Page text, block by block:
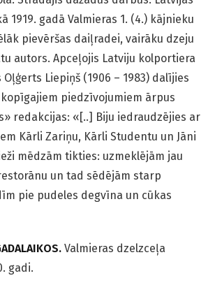
1919. gadā Valmieras 1. (4.) kājnieku
pievēršas daiļradei, vairāku dzeju
autors. Apceļojis Latviju kolportiera
Liepiņš (1906 – 1983) dalījies
piedzīvojumiem ārpus
redakcijas: «[..] Biju iedraudzējies ar
Kārli Zariņu, Kārli Studentu un Jāni
mēdzām tikties: uzmeklējām jau
un tad sēdējām starp
pie pudeles degvīna un cūkas
Valmieras dzelzceļa
gadi.